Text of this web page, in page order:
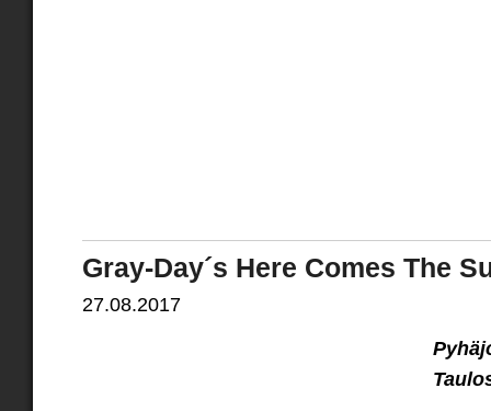
Gray-Day´s Here Comes The
27.08.2017